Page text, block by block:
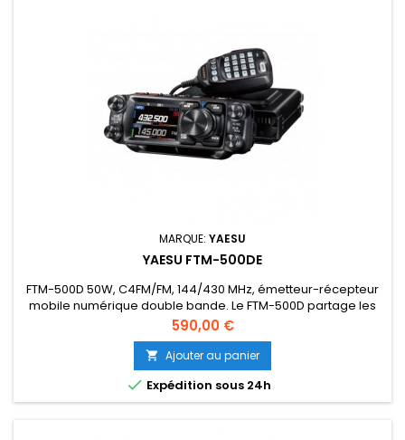
MARQUE: YAESU
YAESU FTM-500DE
FTM-500D 50W, C4FM/FM, 144/430 MHz, émetteur-récepteur
mobile numérique double bande. Le FTM-500D partage les
fonctionnalités principales de Yaesu, en utilisant la dernière
technologie numérique C4FM avec de nombreuses
nouvelles fonctionnalités et améliorations. 5 ANS DE GARANTIE
Réference : XAH081M004-0
Prix
590,00 €
 Ajouter au panier
 Expédition sous 24h